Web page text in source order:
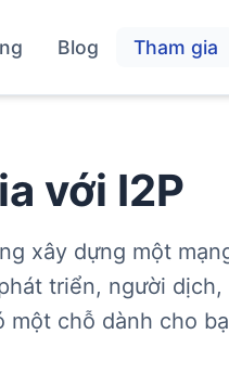
Blog Tham gia
với I2P
xây dựng một
triển, người
một chỗ dành cho